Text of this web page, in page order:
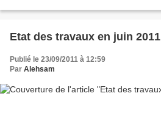
Etat des travaux en juin 2011
Publié le 23/09/2011 à 12:59
Par Alehsam